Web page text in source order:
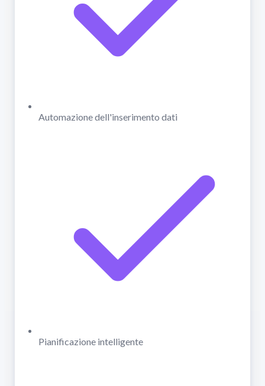
Automazione dell'inserimento dati
Pianificazione intelligente